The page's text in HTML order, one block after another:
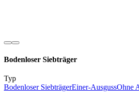
Bodenloser Siebträger
Typ
Bodenloser SiebträgerEiner-AusgussOhne